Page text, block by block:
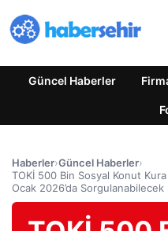
Güncel Haberler
Haberler›Güncel Haberler›
TOKİ 500 Bin Sosyal Konut
Ocak 2026’da Sorgulanabilecek